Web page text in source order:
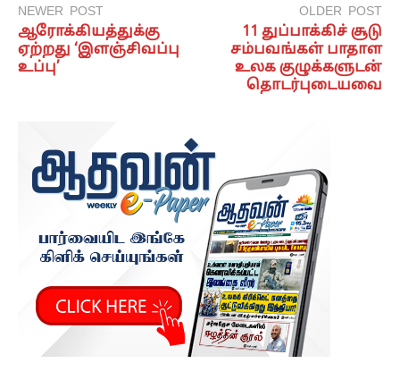
NEWER POST
ஆரோக்கியத்துக்கு
ஏற்றது ‘இளஞ்சிவப்பு
உப்பு’
OLDER POST
11 துப்பாக்கிச் சூடு
சம்பவங்கள் பாதாள
உலக குழுக்களுடன்
தொடர்புடையவை